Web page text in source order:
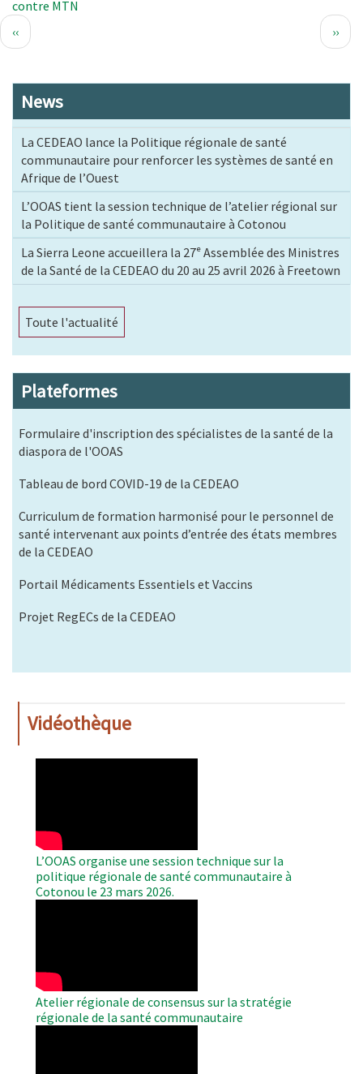
contre MTN
Pagination
Page
‹‹
Page
››
News
La CEDEAO lance la Politique régionale de santé
communautaire pour renforcer les systèmes de santé en
Afrique de l’Ouest
L’OOAS tient la session technique de l’atelier régional sur
la Politique de santé communautaire à Cotonou
La Sierra Leone accueillera la 27ᵉ Assemblée des Ministres
de la Santé de la CEDEAO du 20 au 25 avril 2026 à Freetown
Toute l'actualité
Plateformes
Formulaire d'inscription des spécialistes de la santé de la
diaspora de l'OOAS
Tableau de bord COVID-19 de la CEDEAO
Curriculum de formation harmonisé pour le personnel de
santé intervenant aux points d’entrée des états membres
de la CEDEAO
Portail Médicaments Essentiels et Vaccins
Projet RegECs de la CEDEAO
Vidéothèque
L’OOAS organise une session technique sur la
politique régionale de santé communautaire à
Cotonou le 23 mars 2026.
Atelier régionale de consensus sur la stratégie
régionale de la santé communautaire